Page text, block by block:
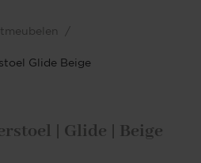
/
Glide Beige
| Glide | Beige